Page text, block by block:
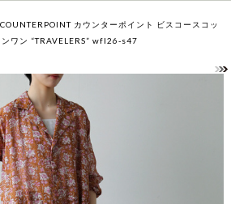
カウンターポイント ビスコースコッ
ワン “TRAVELERS” wfl26-s47